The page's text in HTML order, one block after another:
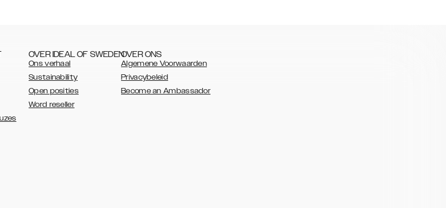
OVER IDEAL OF SWEDEN
Ons verhaal
Sustainability
Open posities
Word reseller
OVER ONS
Algemene Voorwaarden
Privacybeleid
Become an Ambassador
AUSTRALIA